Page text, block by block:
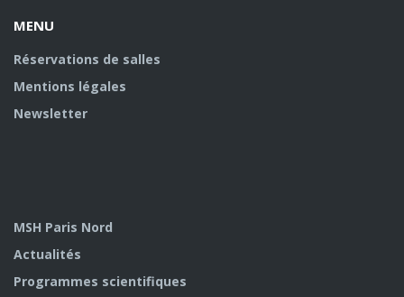
MENU
Réservations de salles
Mentions légales
Newsletter
MSH Paris Nord
Actualités
Programmes scientifiques